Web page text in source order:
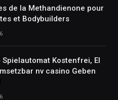
de la Methandienone pour
et Bodybuilders
Spielautomat Kostenfrei, El
nv casino Geben